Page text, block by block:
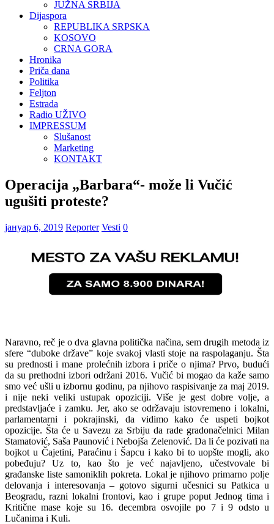
JUŽNA SRBIJA
Dijaspora
REPUBLIKA SRPSKA
KOSOVO
CRNA GORA
Hronika
Priča dana
Politika
Feljton
Estrada
Radio UŽIVO
IMPRESSUM
Slušanost
Marketing
KONTAKT
Operacija „Barbara“- može li Vučić
ugušiti proteste?
јануар 6, 2019 Reporter Vesti 0
Naravno, reč je o dva glavna politička načina, sem drugih metoda iz
sfere “duboke države” koje svakoj vlasti stoje na raspolaganju. Šta
su prednosti i mane prolećnih izbora i priče o njima? Prvo, budući
da su prethodni izbori održani 2016. Vučić bi mogao da kaže samo
smo već ušli u izbornu godinu, pa njihovo raspisivanje za maj 2019.
i nije neki veliki ustupak opoziciji. Više je gest dobre volje, a
predstavljaće i zamku. Jer, ako se održavaju istovremeno i lokalni,
parlamentarni i pokrajinski, da vidimo kako će uspeti bojkot
opozicije. Šta će u Savezu za Srbiju da rade gradonačelnici Milan
Stamatović, Saša Paunović i Nebojša Zelenović. Da li će pozivati na
bojkot u Čajetini, Paraćinu i Šapcu i kako bi to uopšte mogli, ako
pobeđuju? Uz to, kao što je već najavljeno, učestvovale bi
građanske liste samoniklih pokreta. Lokal je njihovo primarno polje
delovanja i interesovanja – gotovo sigurni učesnici su Patkica u
Beogradu, razni lokalni frontovi, kao i grupe poput Jednog tima i
Kritične mase koje su 16. decembra osvojile po 7 i 9 odsto u
Lučanima i Kuli.